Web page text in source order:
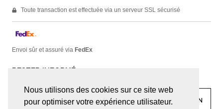
Nous utilisons des cookies sur ce site web
pour optimiser votre expérience utilisateur.
Toute transaction est effectuée via un serveur SSL sécurisé
Envoi sûr et assuré via FedEx
RESTER INFORMÉ